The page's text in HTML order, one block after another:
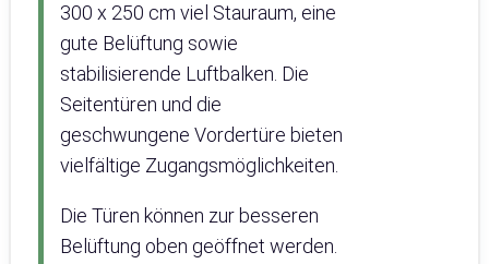
300 x 250 cm viel Stauraum, eine
gute Belüftung sowie
stabilisierende Luftbalken. Die
Seitentüren und die
geschwungene Vordertüre bieten
vielfältige Zugangsmöglichkeiten.
Die Türen können zur besseren
Belüftung oben geöffnet werden.